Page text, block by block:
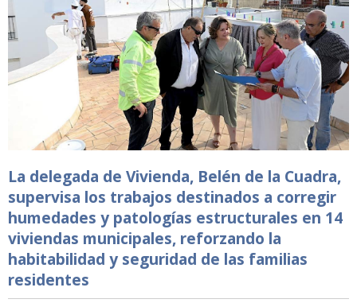
La delegada de Vivienda, Belén de la Cuadra,
supervisa los trabajos destinados a corregir
humedades y patologías estructurales en 14
viviendas municipales, reforzando la
habitabilidad y seguridad de las familias
residentes